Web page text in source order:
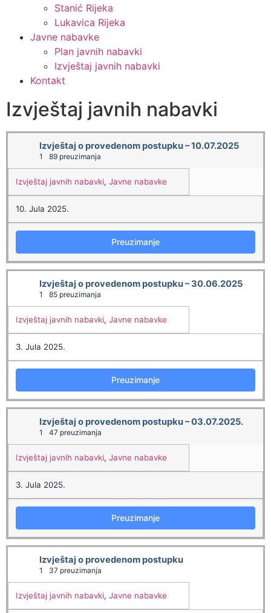
Stanić Rijeka
Lukavica Rijeka
Javne nabavke
Plan javnih nabavki
Izvještaj javnih nabavki
Kontakt
Izvještaj javnih nabavki
Izvještaj o provedenom postupku – 10.07.2025
1 89 preuzimanja
Izvještaj javnih nabavki, Javne nabavke
10. Jula 2025.
Preuzimanje
Izvještaj o provedenom postupku – 30.06.2025
1 85 preuzimanja
Izvještaj javnih nabavki, Javne nabavke
3. Jula 2025.
Preuzimanje
Izvještaj o provedenom postupku – 03.07.2025.
1 47 preuzimanja
Izvještaj javnih nabavki, Javne nabavke
3. Jula 2025.
Preuzimanje
Izvještaj o provedenom postupku
1 37 preuzimanja
Izvještaj javnih nabavki, Javne nabavke